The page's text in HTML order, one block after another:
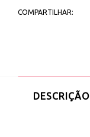
COMPARTILHAR:
DESCRIÇÃO